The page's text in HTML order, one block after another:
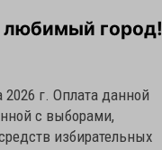
любимый город!
2026 г. Оплата данной
с выборами,
избирательных